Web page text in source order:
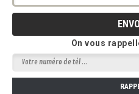
On vous